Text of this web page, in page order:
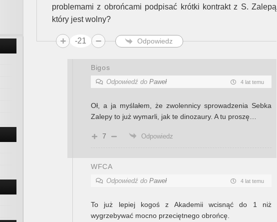
problemami z obrońcami podpisać krótki kontrakt z S. Zalepą
który jest wolny?
-21 Odpowiedz
Bigos
Odpowiedź do Paweł 4 lat temu
Oł, a ja myślałem, że zwolennicy sprowadzenia Sebka
Zalepy to już wymarli, jak te dinozaury. A tu proszę…
7 Odpowiedz
WFCA
Odpowiedź do Paweł 4 lat temu
To już lepiej kogoś z Akademii wcisnąć do 1 niż
wygrzebywać mocno przeciętnego obrońcę.